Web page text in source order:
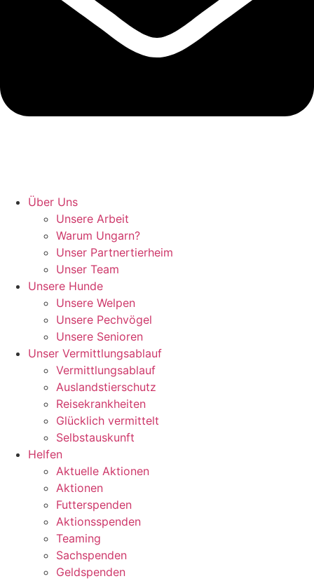
Über Uns
Unsere Arbeit
Warum Ungarn?
Unser Partnertierheim
Unser Team
Unsere Hunde
Unsere Welpen
Unsere Pechvögel
Unsere Senioren
Unser Vermittlungsablauf
Vermittlungsablauf
Auslandstierschutz
Reisekrankheiten
Glücklich vermittelt
Selbstauskunft
Helfen
Aktuelle Aktionen
Aktionen
Futterspenden
Aktionsspenden
Teaming
Sachspenden
Geldspenden